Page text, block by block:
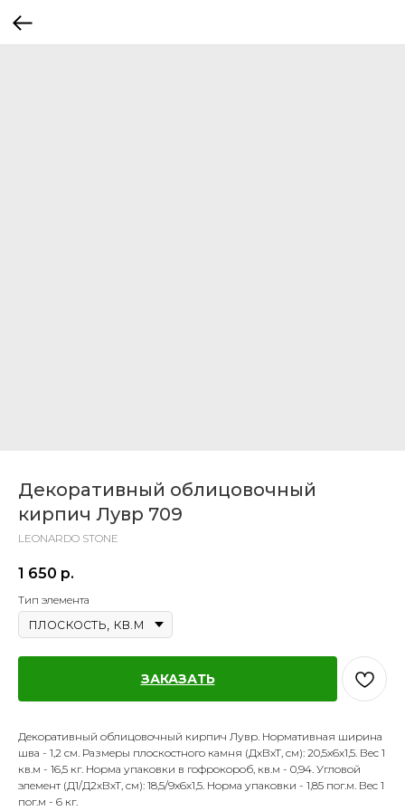
Декоративный облицовочный
кирпич Лувр 709
LEONARDO STONE
1 650 р.
Тип элемента
ЗАКАЗАТЬ
Декоративный облицовочный кирпич Лувр. Нормативная ширина
шва - 1,2 см. Размеры плоскостного камня (ДхВхТ, см): 20,5х6х1,5. Вес 1
кв.м - 16,5 кг. Норма упаковки в гофрокороб, кв.м - 0,94. Угловой
элемент (Д1/Д2хВхТ, см): 18,5/9х6х1,5. Норма упаковки - 1,85 пог.м. Вес 1
пог.м - 6 кг.